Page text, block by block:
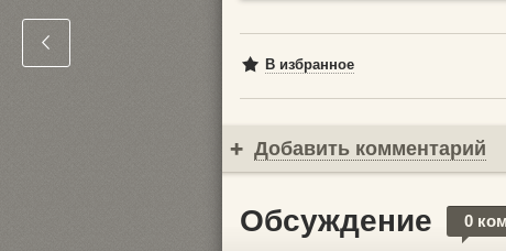
В избранное
Добавить комментарий
Обсуждение 0